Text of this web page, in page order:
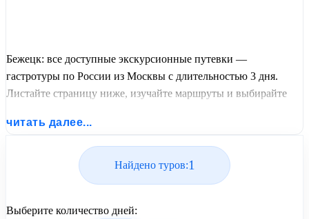
Бежецк: все доступные экскурсионные путевки —
гастротуры по России из Москвы с длительностью 3 дня.
Листайте страницу ниже, изучайте маршруты и выбирайте
предложений от United Travel Systems.
читать далее...
Найдено туров:1
Выберите количество дней: